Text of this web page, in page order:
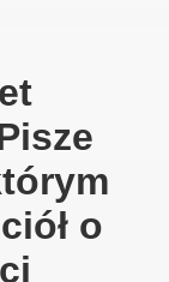
o